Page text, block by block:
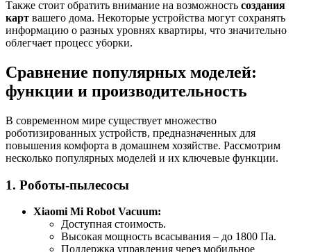
Также стоит обратить внимание на возможность создания
карт вашего дома. Некоторые устройства могут сохранять
информацию о разных уровнях квартиры, что значительно
облегчает процесс уборки.
Сравнение популярных моделей:
функции и производительность
В современном мире существует множество
роботизированных устройств, предназначенных для
повышения комфорта в домашнем хозяйстве. Рассмотрим
несколько популярных моделей и их ключевые функции.
1. Роботы-пылесосы
Xiaomi Mi Robot Vacuum:
Доступная стоимость.
Высокая мощность всасывания – до 1800 Па.
Поддержка управления через мобильное